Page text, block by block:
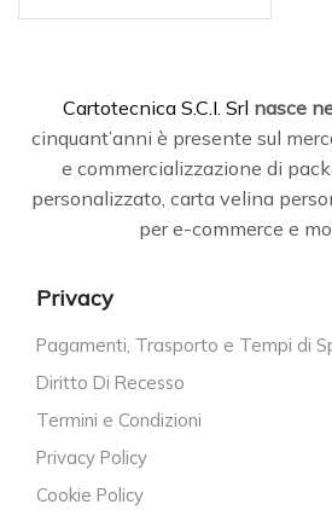
Cartotecnica S.C.I. Srl nasce
cinquant’anni è presente sul
e commercializzazione di
personalizzato, carta velina
per e-commerce e
Privacy
Pagamenti, Trasporto e Tempi di
Diritto Di Recesso
Termini e Condizioni
Privacy Policy
Cookie Policy